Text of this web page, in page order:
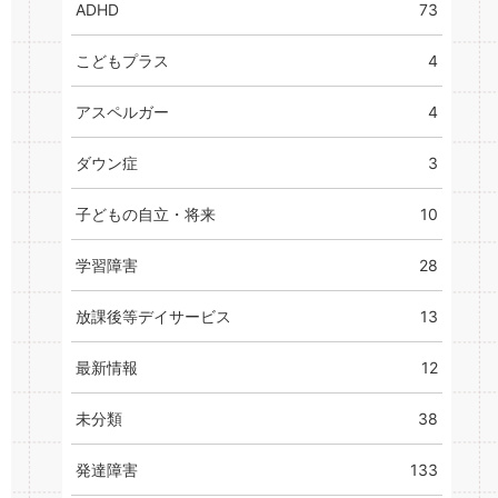
ADHD 73
こどもプラス 4
アスペルガー 4
ダウン症 3
子どもの自立・将来 10
学習障害 28
放課後等デイサービス 13
最新情報 12
未分類 38
発達障害 133